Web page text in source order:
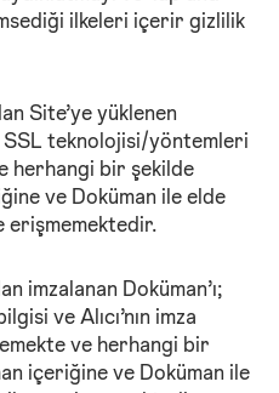
ilkeleri içerir gizlilik
Site’ye yüklenen
SSL teknolojisi/yöntemleri
herhangi bir şekilde
ve Doküman ile elde
erişmemektedir.
imzalanan Doküman’ı;
ve Alıcı’nın imza
ve herhangi bir
içeriğine ve Doküman ile